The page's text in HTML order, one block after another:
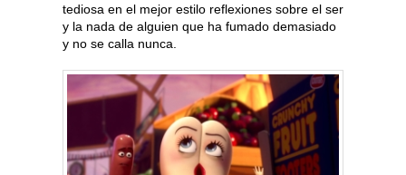
tediosa en el mejor estilo reflexiones sobre el ser
y la nada de alguien que ha fumado demasiado
y no se calla nunca.